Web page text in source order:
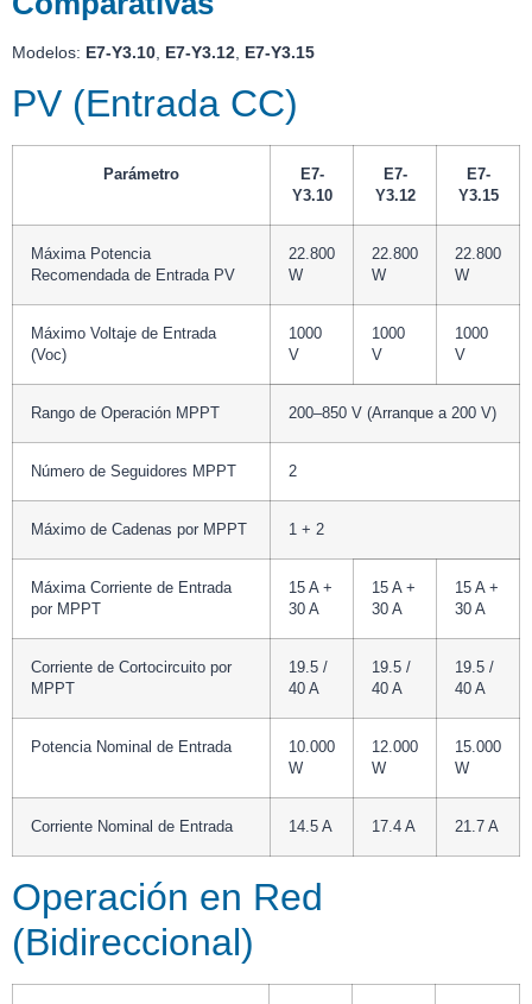
Modelos: E7-Y3.10 E7-Y3.12 E7-Y3.15
PV (Entrada CC)
Parámetro
E7-
Y3.10
E7-
Y3.12
E7-
Y3.15
Máxima Potencia
Recomendada de Entrada PV
22.800
W
22.800
W
22.800
W
Máximo Voltaje de Entrada
(Voc)
1000
V
1000
V
1000
V
Rango de Operación MPPT 200–850 V (Arranque a 200 V)
Número de Seguidores MPPT 2
Máximo de Cadenas por MPPT 1 + 2
Máxima Corriente de Entrada
por MPPT
15 A +
30 A
15 A +
30 A
15 A +
30 A
Corriente de Cortocircuito por
MPPT
19.5 /
40 A
19.5 /
40 A
19.5 /
40 A
Potencia Nominal de Entrada
10.000
W
12.000
W
15.000
W
Corriente Nominal de Entrada 14.5 A 17.4 A 21.7 A
Operación en Red
(Bidireccional)